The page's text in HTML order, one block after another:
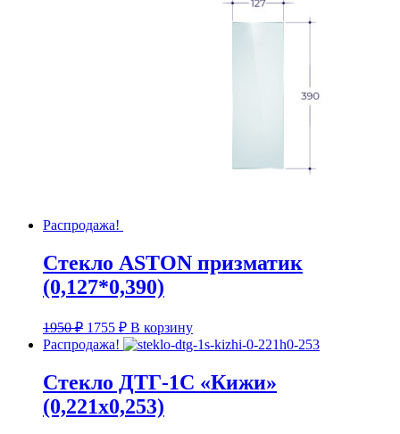
Распродажа!
Стекло ASTON призматик
(0,127*0,390)
1950₽ Первоначальная
цена
составляла
1950 ₽.
1755 ₽Текущая
цена:
В корзину
Распродажа!
Стекло ДТГ-1С «Кижи»
(0,221х0,253)